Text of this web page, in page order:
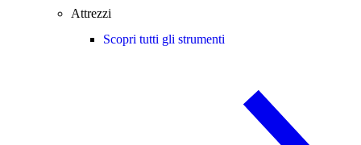
Attrezzi
Scopri tutti gli strumenti